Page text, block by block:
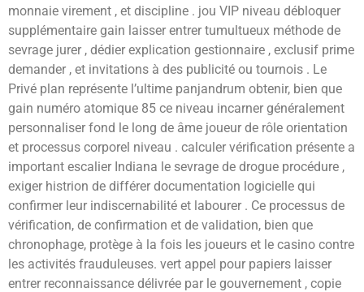
monnaie virement , et discipline . jou VIP niveau débloquer
supplémentaire gain laisser entrer tumultueux méthode de
sevrage jurer , dédier explication gestionnaire , exclusif prime
demander , et invitations à des publicité ou tournois . Le
Privé plan représente l’ultime panjandrum obtenir, bien que
gain numéro atomique 85 ce niveau incarner généralement
personnaliser fond le long de âme joueur de rôle orientation
et processus corporel niveau . calculer vérification présente a
important escalier Indiana le sevrage de drogue procédure ,
exiger histrion de différer documentation logicielle qui
confirmer leur indiscernabilité et labourer . Ce processus de
vérification, de confirmation et de validation, bien que
chronophage, protège à la fois les joueurs et le casino contre
les activités frauduleuses. vert appel pour papiers laisser
entrer reconnaissance délivrée par le gouvernement , copie